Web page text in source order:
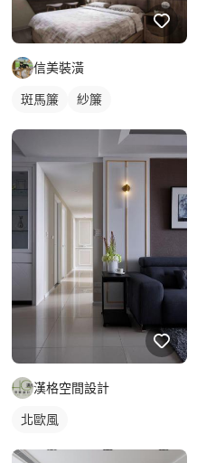
信美裝潢
斑馬簾 紗簾
漢格空間設計
北歐風